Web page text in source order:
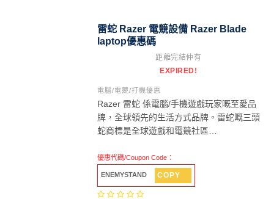
雷蛇 Razer 電競設備 Razer Blade
laptop優惠碼
距離完結仲有
EXPIRED!
電腦/電競/打機優惠
Razer 雷蛇 係電腦/手機遊戲玩家嘅至愛品
牌，全球領先的生活方式品牌。雷蛇嘅三頭
蛇商標是全球遊戲和電競社區…
優惠代碼/Coupon Code：
ENEMYSTAND COPY